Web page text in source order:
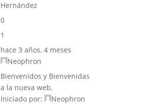
Hernández
0
1
hace 3 años, 4 meses
Neophron
Bienvenidos y Bienvenidas
a la nueva web.
Iniciado por:
Neophron